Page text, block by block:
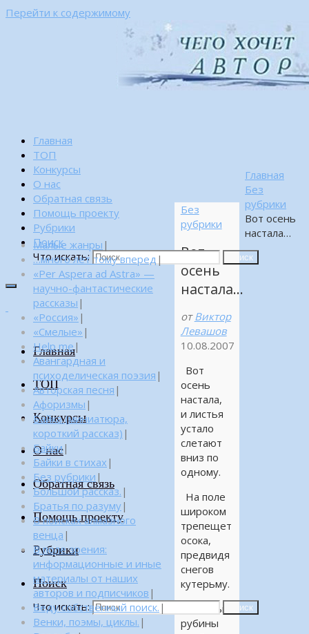
Перейти к содержимому
Главная
ТОП
Конкурсы
О нас
Обратная связь
Помощь проекту
Рубрики
Поиск
Что искать:
Поиск
Главная
ТОП
Конкурсы
О нас
Обратная связь
Помощь проекту
Рубрики
Поиск
Что искать: Поиск
Главная
Без
рубрики
Вот осень
настала…
Без
рубрики
Вот
осень
настала…
от Виктор
Левашов
10.08.2007
Вот
осень
настала,
и листья
устало
слетают
вниз по
одному.
На поле
широком
трепещет
осока,
предвидя
снегов
кутерьму.
Рябины
рубины
Малые жанры |
…много лет тому вперед |
«Per Aspera ad Astra» —
научно-фантастические
рассказы |
«Россия» |
«Смелые» |
Help me|
Авангардная и
психоделическая поэзия |
Авторская песня |
Афоризмы |
Байка (миниатюра,
короткий рассказ) |
Байки|
Байки в стихах |
Без рубрики |
Большой рассказ. |
Братья по разуму|
В поисках алмазного
венца |
В поле зрения:
информационные и иные
материалы от наших
авторов и подписчиков |
Веду собственный поиск. |
Венки, поэмы, циклы. |